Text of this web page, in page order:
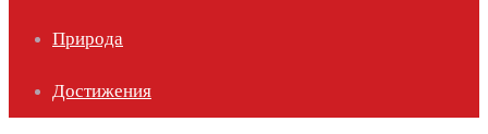
Природа
Достижения